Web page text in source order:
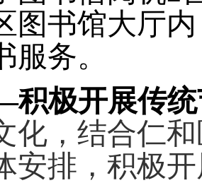
图书馆大厅
服务。
极开展传统
化，结合仁
安排，积极